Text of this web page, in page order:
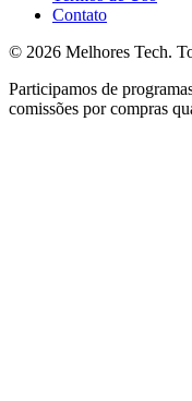
Contato
© 2026 Melhores Tech.
Participamos de
comissões por compras